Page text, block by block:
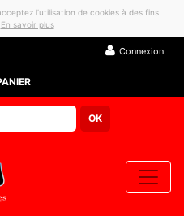
l’utilisation de cookies à des fins
En savoir plus
Connexion